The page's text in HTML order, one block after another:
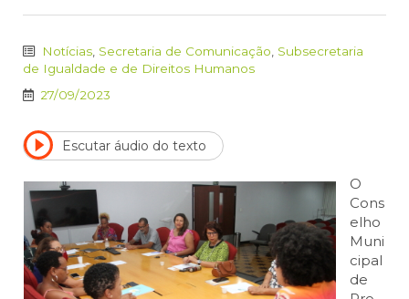
Notícias Secretaria de Comunicação Subsecretaria
de Igualdade e de Direitos Humanos
27/09/2023
Escutar áudio do texto
O
Cons
elho
Muni
cipal
de